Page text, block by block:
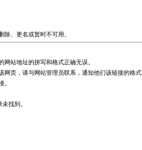
、更名或暂时不可用。
站地址的拼写和格式正确无误。
网页，请与网站管理员联系，通知他们该链接的格
找到。